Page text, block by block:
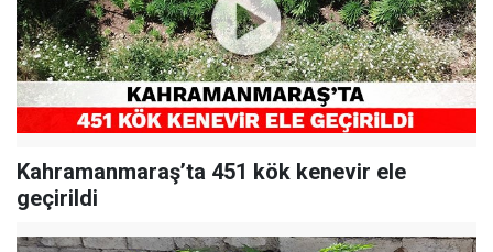
Kahramanmaraş’ta 451 kök kenevir ele
geçirildi